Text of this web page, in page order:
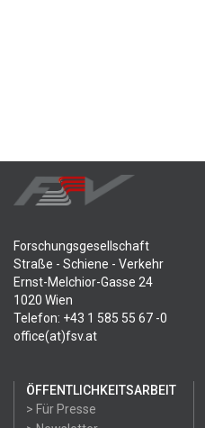
Forschungsgesellschaft
Straße - Schiene - Verkehr
Ernst-Melchior-Gasse 24
1020 Wien
Telefon: +43 1 585 55 67 -0
office(at)fsv.at
ÖFFENTLICHKEITSARBEIT
> Für Presse